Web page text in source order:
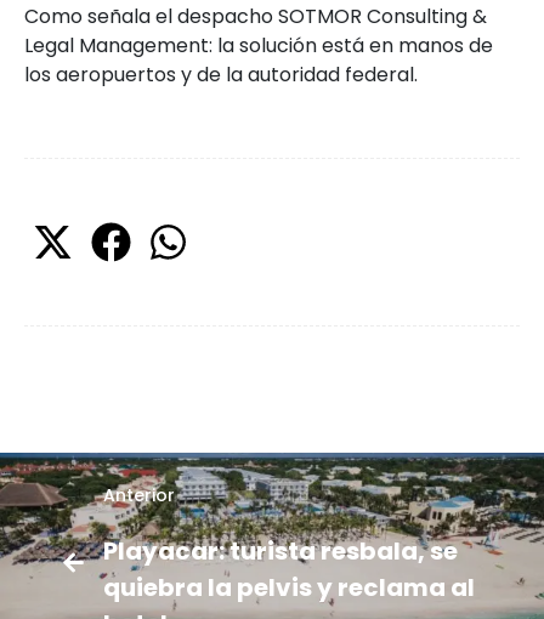
Como señala el despacho SOTMOR Consulting &
Legal Management: la solución está en manos de
los aeropuertos y de la autoridad federal.
Anterior
Playacar: turista resbala, se
quiebra la pelvis y reclama al